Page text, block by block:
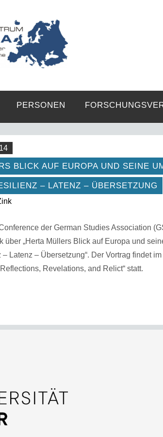
PERSONEN
BLICK AUF EUROPA UND SEINE
– LATENZ – ÜBERSETZUNG
der German Studies Association
über „Herta Müllers Blick auf Europa und
Latenz – Übersetzung“. Der Vortrag findet
Revelations, and Relict“ statt.